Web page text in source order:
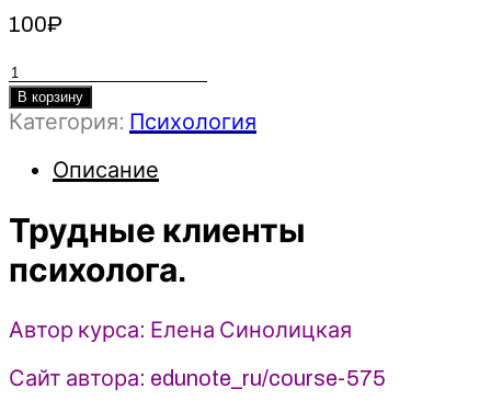
100₽
Количество
товара
Трудные
психолога
2023
Еdunote
Синолицкая
В корзину
Категория: Психология
Описание
Трудные клиенты
психолога.
Автор курса: Елена Синолицкая
Сайт автора: edunote_ru/course-575